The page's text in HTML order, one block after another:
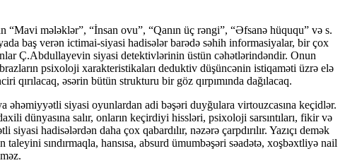
mələklər”, “İnsan ovu”, “Qanın üç rəngi”, “Əfsanə hüququ” və s.
baş verən ictimai-siyasi hadisələr barədə səhih informasiyalar, bir çox
Ç.Abdullayevin siyasi detektivlərinin üstün cəhətlərindəndir. Onun
psixoloji xarakteristikaları deduktiv düşüncənin istiqaməti üzrə elə
qırılacaq, əsərin bütün strukturu bir göz qırpımında dağılacaq.
siyasi oyunlardan adi bəşəri duyğulara virtouzcasına keçidlər.
dünyasına salır, onların keçirdiyi hissləri, psixoloji sarsıntıları, fikir və
hadisələrdən daha çox qabardılır, nəzərə çarpdırılır. Yazıçı demək
sındırmaqla, hansısa, absurd ümumbəşəri səadətə, xoşbəxtliyə nail